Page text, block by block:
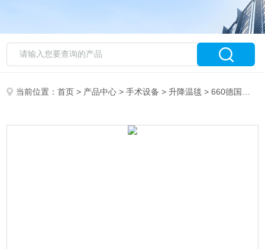
当前位置：首页 > 产品中心 >手术设备 > 升降温毯 > 660德国豪克医用物理升降温仪维修